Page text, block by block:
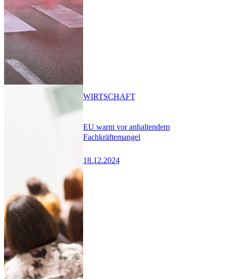
EU warnt vor anhaltendem
Fachkräftemangel
18.12.2024
WIRTSCHAFT